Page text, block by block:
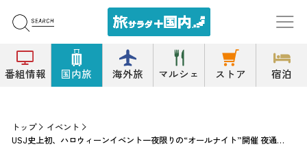
番組情報 国内旅 海外旅 マルシェ ストア 宿泊
トップ
イベント
USJ史上初、ハロウィーンイベント一夜限りの“オールナイト”開催 夜通しで人気アトラクション体験も